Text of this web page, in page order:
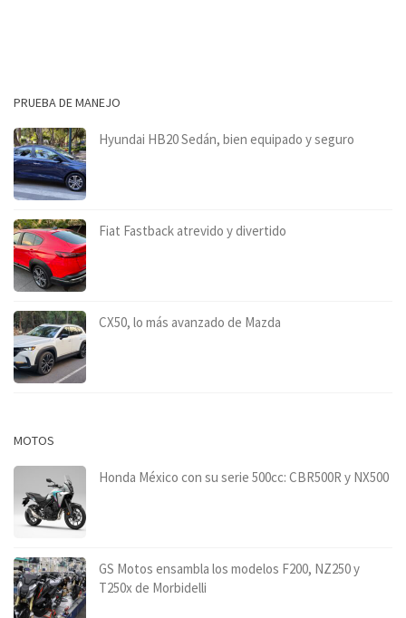
PRUEBA DE MANEJO
Hyundai HB20 Sedán, bien equipado y seguro
Fiat Fastback atrevido y divertido
CX50, lo más avanzado de Mazda
MOTOS
Honda México con su serie 500cc: CBR500R y NX500
GS Motos ensambla los modelos F200, NZ250 y
T250x de Morbidelli